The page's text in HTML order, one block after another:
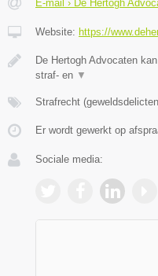
E-mail › De Hertogh
Website: https://
De Hertogh Advocaten
straf- en ▼
Strafrecht
Er wordt gewerkt op
Sociale media: